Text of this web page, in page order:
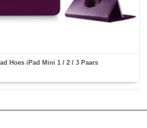
Hoes iPad Mini 1 / 2 / 3 Paars